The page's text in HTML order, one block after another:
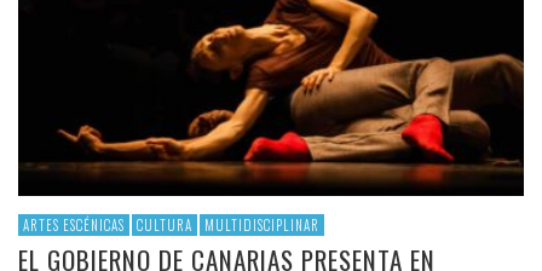
ARTES ESCÉNICAS CULTURA MULTIDISCIPLINAR
EL GOBIERNO DE CANARIAS PRESENTA EN